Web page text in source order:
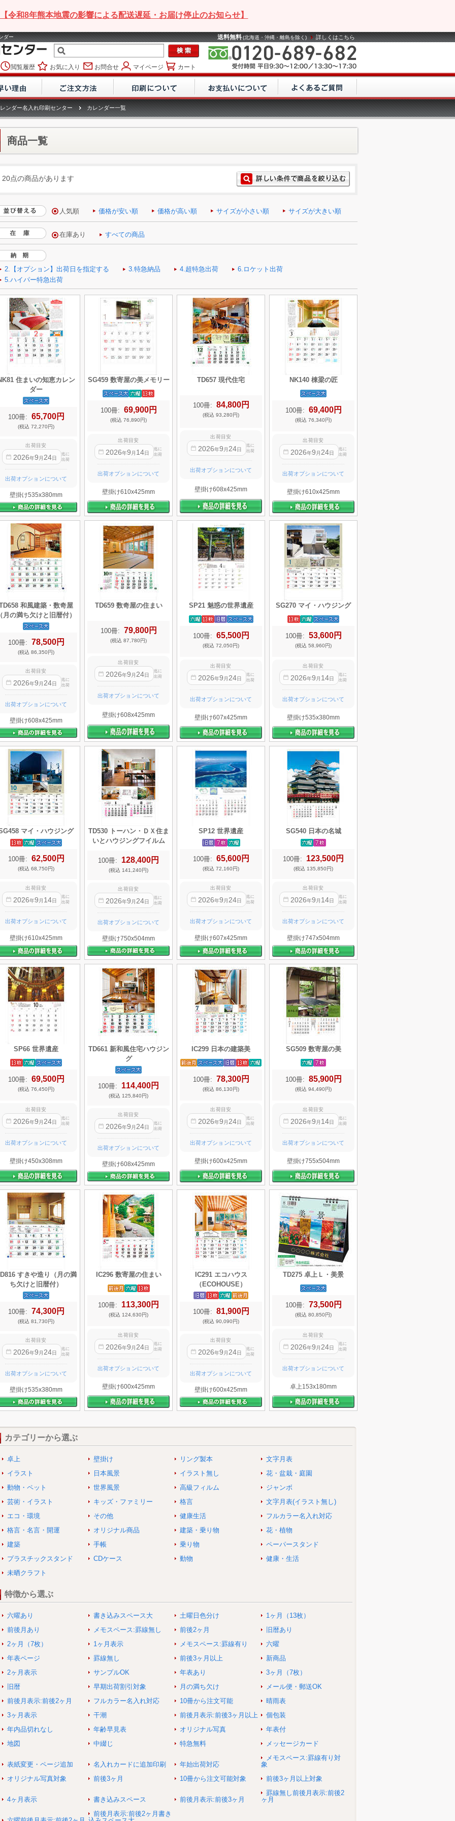
【令和8年熊本地震の影響による配送遅延・お届け停止のお知らせ】
ダー 送料無料 (北海道・沖縄・離島を除く) 詳しくはこちら
閲覧履歴 お気に入り お問合せ マイページ カート
ンダー名入れ印刷センター カレンダー一覧
商品一覧
20点の商品があります
人気順 価格が安い順 価格が高い順 サイズが小さい順 サイズが大きい順
住まいの知恵カレン
ダー
100冊: 65,700円
(税込 72,270円)
出荷目安
2026年9 月 24日
迄に
出荷
出荷オプションについて
壁掛け535x380mm
SG459 数寄屋の美メモリー
100冊: 69,900円
(税込 76,890円)
出荷目安
2026年9 月 14日
迄に
出荷
出荷オプションについて
壁掛け610x425mm
TD657 現代住宅
100冊: 84,800円
(税込 93,280円)
出荷目安
2026年9 月 24日
迄に
出荷
出荷オプションについて
壁掛け608x425mm
NK140 棟梁の匠
100冊: 69,400円
(税込 76,340円)
出荷目安
2026年9 月24日
迄に
出荷
出荷オプションについて
壁掛け610x425mm
和風建築・数奇屋
月の満ち欠けと旧暦付）
100冊: 78,500円
(税込 86,350円)
出荷目安
2026年9 月 24日
迄に
出荷
出荷オプションについて
壁掛け608x425mm
TD659 数奇屋の住まい
100冊: 79,800円
(税込 87,780円)
出荷目安
2026年9 月 24日
迄に
出荷
出荷オプションについて
壁掛け608x425mm
SP21 魅惑の世界遺産
100冊: 65,500円
(税込 72,050円)
出荷目安
2026年9 月24日
迄に
出荷
出荷オプションについて
壁掛け607x425mm
SG270 マイ・ハウジング
100冊: 53,600円
(税込 58,960円)
出荷目安
2026年9 月 14日
迄に
出荷
出荷オプションについて
壁掛け535x380mm
マイ・ハウジング
100冊: 62,500円
(税込 68,750円)
出荷目安
2026年9 月 14日
迄に
出荷
出荷オプションについて
壁掛け610x425mm
TD530 トーハン・ＤＸ住ま
いとハウジングフイルム
100冊: 128,400円
(税込 141,240円)
出荷目安
2026年9 月 24日
迄に
出荷
出荷オプションについて
壁掛け750x504mm
SP12 世界遺産
100冊: 65,600円
(税込 72,160円)
出荷目安
2026年9 月 24日
迄に
出荷
出荷オプションについて
壁掛け607x425mm
SG540 日本の名城
100冊: 123,500円
(税込 135,850円)
出荷目安
2026年9 月 14日
迄に
出荷
出荷オプションについて
壁掛け747x504mm
SP66 世界遺産
100冊: 69,500円
(税込 76,450円)
出荷目安
2026年9 月24日
迄に
出荷
出荷オプションについて
壁掛け450x308mm
TD661 新和風住宅ハウジン
グ
100冊: 114,400円
(税込 125,840円)
出荷目安
2026年9 月 24日
迄に
出荷
出荷オプションについて
壁掛け608x425mm
IC299 日本の建築美
100冊: 78,300円
(税込 86,130円)
出荷目安
2026年9 月24日
迄に
出荷
出荷オプションについて
壁掛け600x425mm
SG509 数寄屋の美
100冊: 85,900円
(税込 94,490円)
出荷目安
2026年9 月 14日
迄に
出荷
出荷オプションについて
壁掛け755x504mm
すきや造り（月の満
ち欠けと旧暦付）
100冊: 74,300円
(税込 81,730円)
出荷目安
2026年9 月 24日
迄に
出荷
出荷オプションについて
壁掛け535x380mm
IC296 数寄屋の住まい
100冊: 113,300円
(税込 124,630円)
出荷目安
2026年9 月24日
迄に
出荷
出荷オプションについて
壁掛け600x425mm
IC291 エコハウス
（ECOHOUSE）
100冊: 81,900円
(税込 90,090円)
出荷目安
2026年9 月 24日
迄に
出荷
出荷オプションについて
壁掛け600x425mm
TD275 卓上Ｌ・美景
100冊: 73,500円
(税込 80,850円)
出荷目安
2026年9 月24日
迄に
出荷
出荷オプションについて
卓上153x180mm
カテゴリーから選ぶ
卓上 壁掛け リング製本
文字月表
イラスト
日本風景 イラスト無し
花・盆栽・庭園
動物・ペット
世界風景 高級フィルム
ジャンボ
芸術・イラスト
キッズ・ファミリー 格言
文字月表(イラスト無し)
エコ・環境
その他 健康生活
フルカラー名入れ対応
格言・名言・開運
オリジナル商品 建築・乗り物
花・植物
建築
手帳 乗り物
ペーパースタンド
プラスチックスタンド
CDケース 動物
健康・生活
未晒クラフト
特徴から選ぶ
六曜あり 書き込みスペース大 土曜日色分け
1ヶ月（13枚）
前後月あり
メモスペース:罫線無し 前後2ヶ月
旧暦あり
2ヶ月（7枚）
1ヶ月表示 メモスペース:罫線有り
六曜
年表ページ
罫線無し 前後3ヶ月以上
新商品
2ヶ月表示
サンプルOK 年表あり
3ヶ月（7枚）
旧暦
早期出荷割引対象 月の満ち欠け
メール便・郵送OK
前後月表示:前後2ヶ月
フルカラー名入れ対応 10冊から注文可能
晴雨表
3ヶ月表示
干潮 前後月表示:前後3ヶ月以上
個包装
年内品切れなし
年齢早見表 オリジナル写真
年表付
地図
中綴じ 特急無料 メッセージカード
表紙変更・ページ追加 名入れカードに追加印刷 年始出荷対応
メモスペース:罫線有り対
象
オリジナル写真対象
前後3ヶ月 10冊から注文可能対象 前後3ヶ月以上対象
4ヶ月表示 書き込みスペース 前後月表示:前後3ヶ月
罫線無し前後月表示:前後2
ヶ月
前後月表示:前後2ヶ月書き